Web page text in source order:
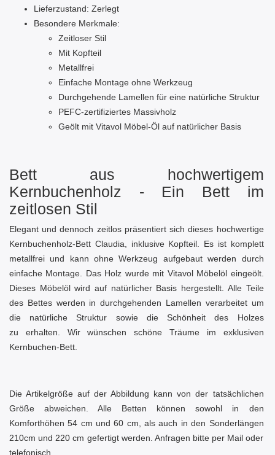
Lieferzustand: Zerlegt
Besondere Merkmale:
Zeitloser Stil
Mit Kopfteil
Metallfrei
Einfache Montage ohne Werkzeug
Durchgehende Lamellen für eine natürliche Struktur
PEFC-zertifiziertes Massivholz
Geölt mit Vitavol Möbel-Öl auf natürlicher Basis
Bett aus hochwertigem
Kernbuchenholz - Ein Bett im
zeitlosen Stil
Elegant und dennoch zeitlos präsentiert sich dieses hochwertige
Kernbuchenholz-Bett Claudia, inklusive Kopfteil. Es ist komplett
metallfrei und kann ohne Werkzeug aufgebaut werden durch
einfache Montage. Das Holz wurde mit Vitavol Möbelöl eingeölt.
Dieses Möbelöl wird auf natürlicher Basis hergestellt. Alle Teile
des Bettes werden in durchgehenden Lamellen verarbeitet um
die natürliche Struktur sowie die Schönheit des Holzes
zu erhalten. Wir wünschen schöne Träume im exklusiven
Kernbuchen-Bett.
Die Artikelgröße auf der Abbildung kann von der tatsächlichen
Größe abweichen. Alle Betten können sowohl in den
Komforthöhen 54 cm und 60 cm, als auch in den Sonderlängen
210cm und 220 cm gefertigt werden. Anfragen bitte per Mail oder
telefonisch